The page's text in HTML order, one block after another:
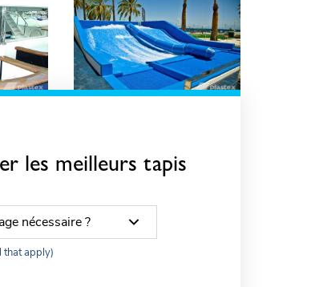
Stimulateurs
d'ondes
les meilleurs tapis
nécessaire ?
that apply)